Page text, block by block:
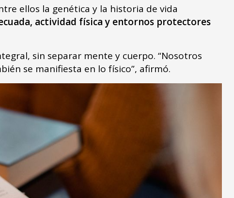
ellos la genética y la historia de vida
actividad física y entornos protectores
sin separar mente y cuerpo. “Nosotros
se manifiesta en lo físico”, afirmó.